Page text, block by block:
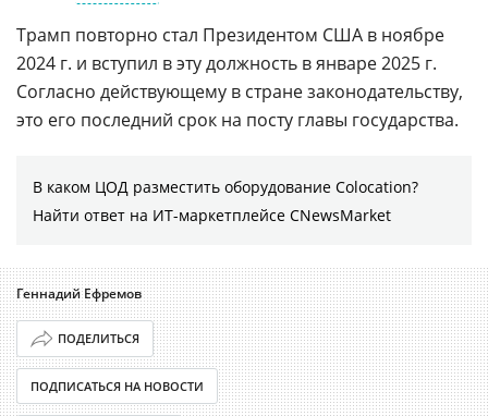
Трамп повторно стал Президентом США в ноябре
2024 г. и вступил в эту должность в январе 2025 г.
Согласно действующему в стране законодательству,
это его последний срок на посту главы государства.
В каком ЦОД разместить оборудование Colocation?
Найти ответ на ИТ-маркетплейсе CNewsMarket
Геннадий Ефремов
ПОДЕЛИТЬСЯ
ПОДПИСАТЬСЯ НА НОВОСТИ